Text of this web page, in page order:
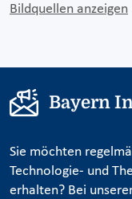
Bildquellen anzeigen
Bayern
Sie möchten
Technologie- und
erhalten? Bei